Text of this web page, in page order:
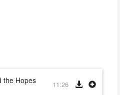
the Hopes 11:26